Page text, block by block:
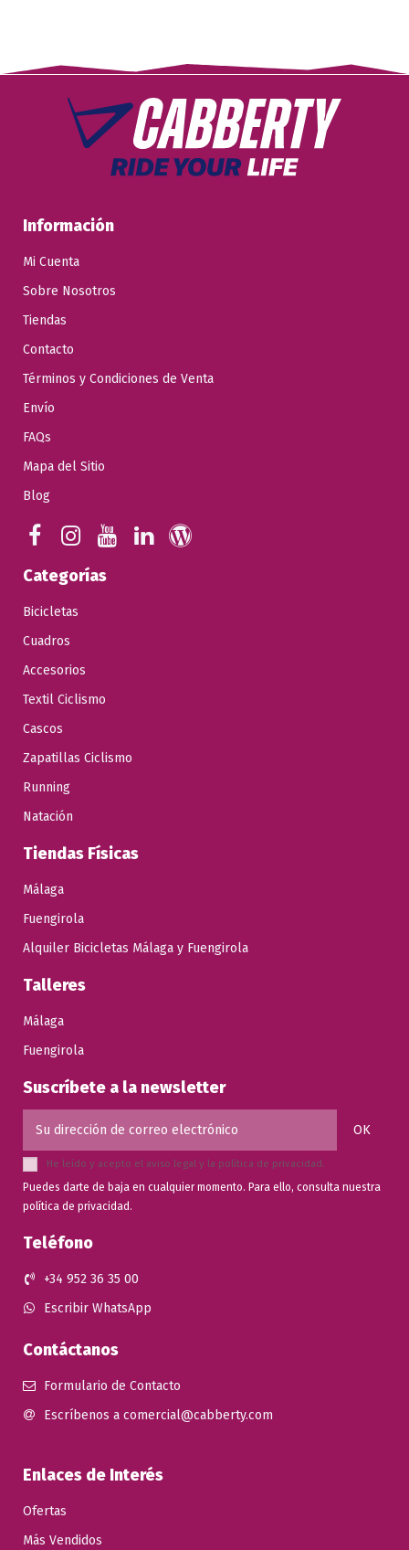
Información
Mi Cuenta
Sobre Nosotros
Tiendas
Contacto
Términos y Condiciones de Venta
Envío
FAQs
Mapa del Sitio
Blog
Categorías
Bicicletas
Cuadros
Accesorios
Textil Ciclismo
Cascos
Zapatillas Ciclismo
Running
Natación
Tiendas Físicas
Málaga
Fuengirola
Alquiler Bicicletas Málaga y Fuengirola
Talleres
Málaga
Fuengirola
Suscríbete a la newsletter
He leído y acepto el aviso legal y la política de privacidad.
Puedes darte de baja en cualquier momento. Para ello, consulta nuestra
política de privacidad.
Teléfono
+34 952 36 35 00
Escribir WhatsApp
Contáctanos
Formulario de Contacto
Escríbenos a comercial@cabberty.com
Enlaces de Interés
Ofertas
Más Vendidos